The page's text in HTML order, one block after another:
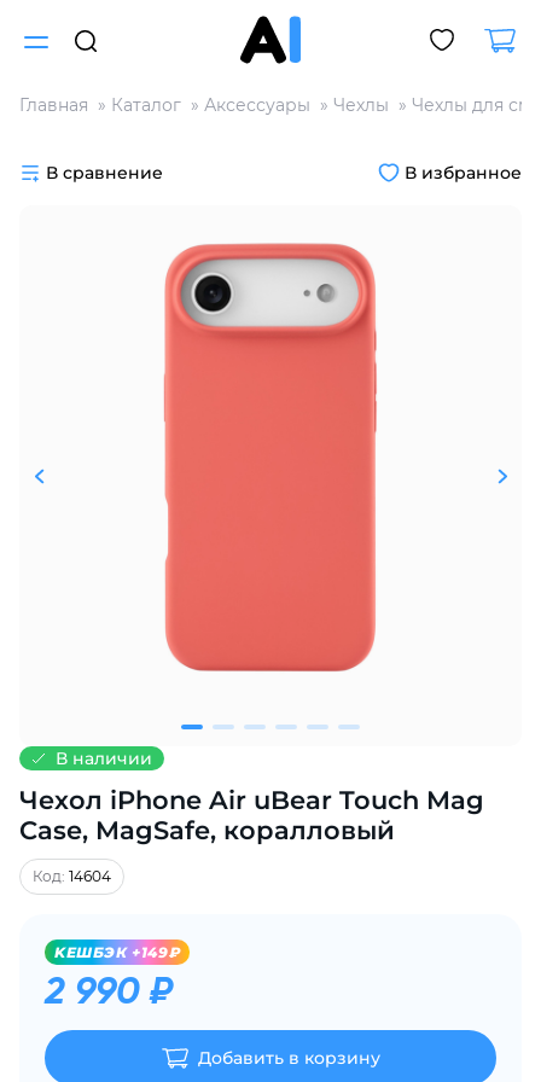
Главная Каталог Аксессуары Чехлы Чехлы для
В наличии
Чехол iPhone Air uBear Touch Mag
Case, MagSafe, коралловый
Код: 14604
KЕШБЭК +149₽
2 990 ₽
Добавить в корзину
В сравнение В избранное
Разбейте
на части
без переплат
График платежей
25
% картой любого банка
Получайте товар
выбранный способом
списываться
по25%каждые 2 недели
Подробнее